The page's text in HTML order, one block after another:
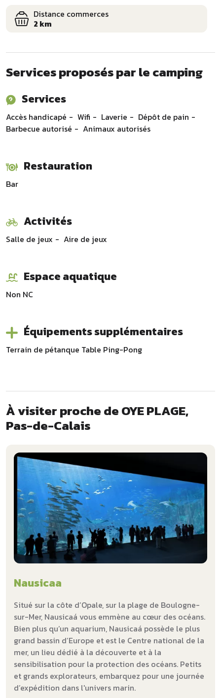
Distance commerces
2 km
Services proposés par le camping
Services
Accès handicapé Wifi Laverie
Dépôt de pain
Barbecue autorisé
Animaux autorisés
Restauration
Bar
Activités
Salle de jeux Aire de jeux
Espace aquatique
Non NC
Équipements supplémentaires
Terrain de pétanque Table Ping-Pong
À visiter proche de OYE PLAGE,
Pas-de-Calais
Nausicaa
Situé sur la côte d’Opale, sur la plage de Boulogne-
sur-Mer, Nausicaá vous emmène au cœur des océans.
Bien plus qu’un aquarium, Nausicaá possède le plus
grand bassin d’Europe et est le Centre national de la
mer, un lieu dédié à la découverte et à la
sensibilisation pour la protection des océans. Petits
et grands explorateurs, embarquez pour une journée
d’expédition dans l'univers marin.